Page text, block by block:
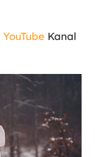
YouTube Kanal